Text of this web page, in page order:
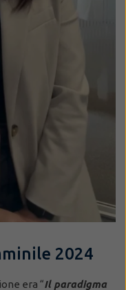
2024
era “Il paradigma